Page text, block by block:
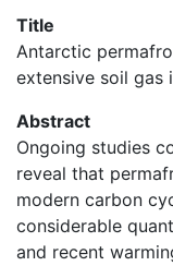
Title
Antarctic
extensive soil gas
Abstract
Ongoing studies
reveal that
modern carbon
considerable
and recent